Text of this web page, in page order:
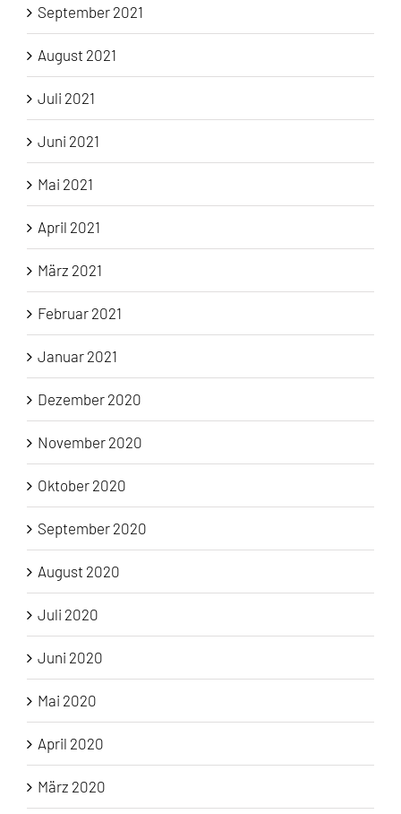
September 2021
August 2021
Juli 2021
Juni 2021
Mai 2021
April 2021
März 2021
Februar 2021
Januar 2021
Dezember 2020
November 2020
Oktober 2020
September 2020
August 2020
Juli 2020
Juni 2020
Mai 2020
April 2020
März 2020